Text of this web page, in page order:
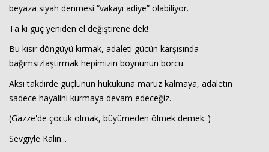
beyaza siyah denmesi “vakayı adiye” olabiliyor.
Ta ki güç yeniden el değiştirene dek!
Bu kısır döngüyü kırmak, adaleti gücün karşısında
bağımsızlaştırmak hepimizin boynunun borcu.
Aksi takdirde güçlünün hukukuna maruz kalmaya, adaletin
sadece hayalini kurmaya devam edeceğiz.
(Gazze'de çocuk olmak, büyümeden ölmek demek..)
Sevgiyle Kalın...